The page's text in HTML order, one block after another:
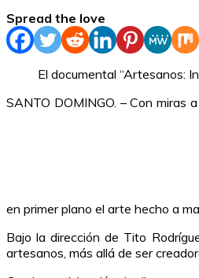
Spread the love
El documental “Artesanos:
SANTO DOMINGO. – Con miras
en primer plano el arte hecho a
Bajo la dirección de Tito
artesanos, más allá de ser